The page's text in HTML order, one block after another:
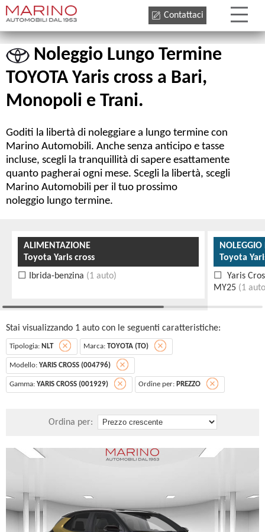
Contattaci
Noleggio Lungo Termine
TOYOTA Yaris cross a Bari,
Monopoli e Trani.
Goditi la libertà di noleggiare a lungo termine con
Marino Automobili. Anche senza anticipo e tasse
incluse, scegli la tranquillità di sapere esattamente
quanto pagherai ogni mese. Scegli la libertà, scegli
Marino Automobili per il tuo prossimo
noleggio lungo termine.
ALIMENTAZIONE
Toyota Yaris cross
Ibrida-benzina (1 auto)
Toyota
Yaris
MY25 (1
Stai visualizzando 1 auto con le seguenti caratteristiche:
Tipologia: NLT Marca: TOYOTA (TO)
Modello: YARIS CROSS (004796)
Gamma: YARIS CROSS (001929) Ordine per: PREZZO
Ordina per: